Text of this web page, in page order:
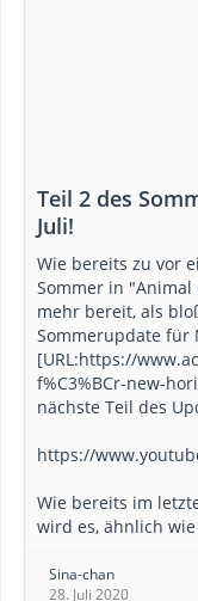
Teil 2 des
Juli!
Wie bereits zu vor
Sommer in "Animal
mehr bereit, als
Sommerupdate für
[URL:https://
f%C3%BCr-new-
nächste Teil des
https://
Wie bereits im
wird es, ähnlich
Sina-chan
28. Juli 2020